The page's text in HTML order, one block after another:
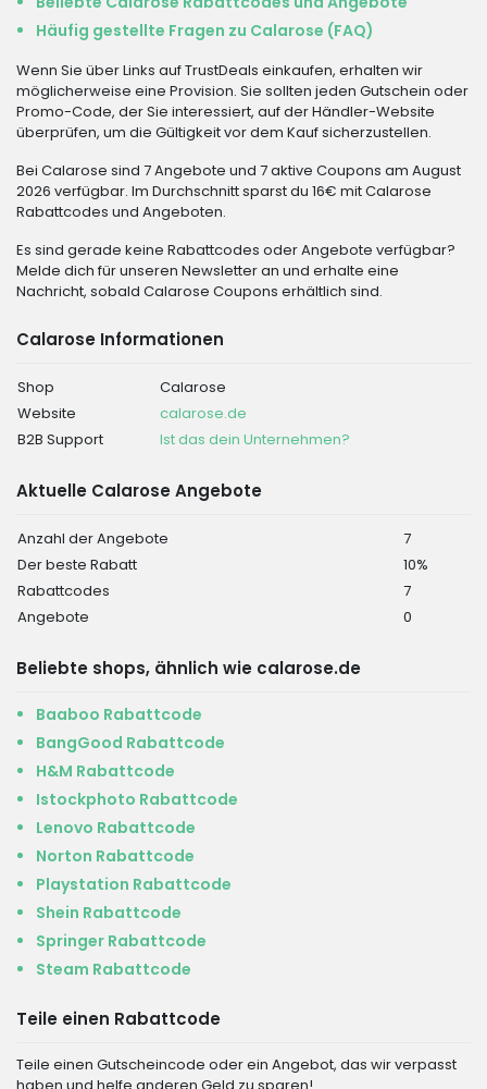
Häufig gestellte Fragen zu Calarose (FAQ)
Wenn Sie über Links auf TrustDeals einkaufen, erhalten wir
möglicherweise eine Provision. Sie sollten jeden Gutschein oder
Promo-Code, der Sie interessiert, auf der Händler-Website
überprüfen, um die Gültigkeit vor dem Kauf sicherzustellen.
Bei Calarose sind 7 Angebote und 7 aktive Coupons am August
2026 verfügbar. Im Durchschnitt sparst du 16€ mit Calarose
Rabattcodes und Angeboten.
Es sind gerade keine Rabattcodes oder Angebote verfügbar?
Melde dich für unseren Newsletter an und erhalte eine
Nachricht, sobald Calarose Coupons erhältlich sind.
Calarose Informationen
Shop
Calarose
Website
calarose.de
B2B Support
Ist das dein Unternehmen?
Aktuelle Calarose Angebote
Anzahl der Angebote
7
Der beste Rabatt
10%
Rabattcodes
7
Angebote
0
Beliebte shops, ähnlich wie calarose.de
Baaboo Rabattcode
BangGood Rabattcode
H&M Rabattcode
Istockphoto Rabattcode
Lenovo Rabattcode
Norton Rabattcode
Playstation Rabattcode
Shein Rabattcode
Springer Rabattcode
Steam Rabattcode
Teile einen Rabattcode
Teile einen Gutscheincode oder ein Angebot, das wir verpasst